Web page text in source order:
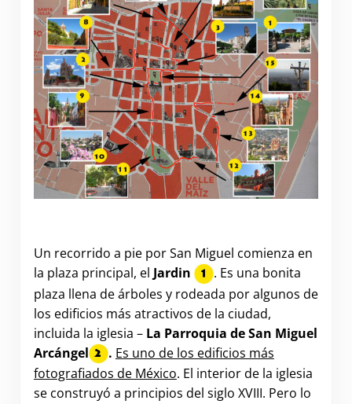
Un recorrido a pie por San Miguel comienza en
la plaza principal, el Jardin
. Es una bonita
plaza llena de árboles y rodeada por algunos de
los edificios más atractivos de la ciudad,
incluida la iglesia – La Parroquia de San Miguel
Arcángel
. Es uno de los edificios más
fotografiados de México. El interior de la iglesia
se construyó a principios del siglo XVIII. Pero lo